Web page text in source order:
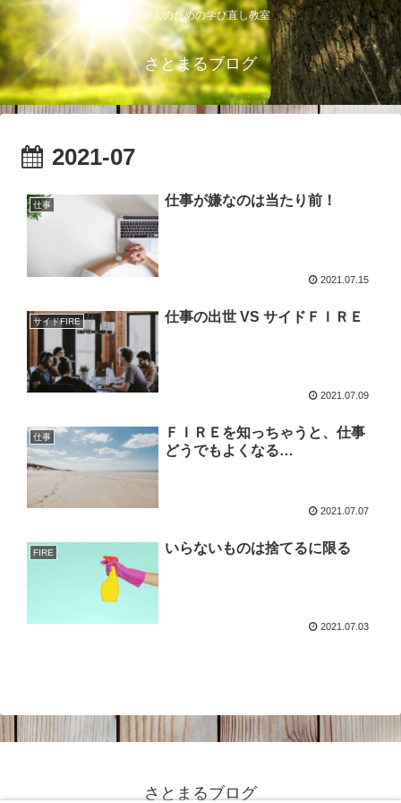
社会人のための学び直し教室
さとまるブログ
2021-07
仕事 仕事が嫌なのは当たり前！
2021.07.15
サイドFIRE 仕事の出世 VS サイドＦＩＲＥ
2021.07.09
仕事
ＦＩＲＥを知っちゃうと、仕事
どうでもよくなる…
2021.07.07
FIRE いらないものは捨てるに限る
2021.07.03
さとまるブログ